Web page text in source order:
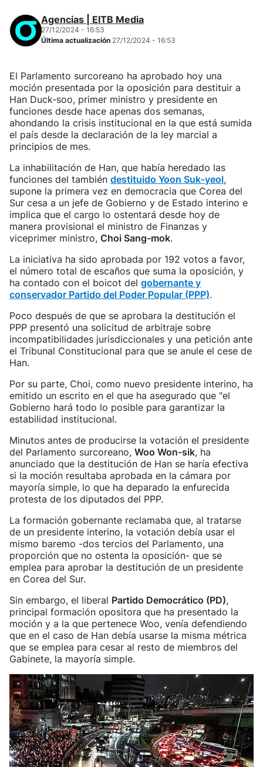
Agencias | EITB Media
27/12/2024 - 16:53
Última actualización 27/12/2024 - 16:53
El Parlamento surcoreano ha aprobado hoy una
moción presentada por la oposición para destituir a
Han Duck-soo, primer ministro y presidente en
funciones desde hace apenas dos semanas,
ahondando la crisis institucional en la que está sumida
el país desde la declaración de la ley marcial a
principios de mes.
La inhabilitación de Han, que había heredado las
funciones del también destituido Yoon Suk-yeol,
supone la primera vez en democracia que Corea del
Sur cesa a un jefe de Gobierno y de Estado interino e
implica que el cargo lo ostentará desde hoy de
manera provisional el ministro de Finanzas y
viceprimer ministro, Choi Sang-mok.
La iniciativa ha sido aprobada por 192 votos a favor,
el número total de escaños que suma la oposición, y
ha contado con el boicot del gobernante y
conservador Partido del Poder Popular (PPP).
Poco después de que se aprobara la destitución el
PPP presentó una solicitud de arbitraje sobre
incompatibilidades jurisdiccionales y una petición ante
el Tribunal Constitucional para que se anule el cese de
Han.
Por su parte, Choi, como nuevo presidente interino, ha
emitido un escrito en el que ha asegurado que "el
Gobierno hará todo lo posible para garantizar la
estabilidad institucional.
Minutos antes de producirse la votación el presidente
del Parlamento surcoreano, Woo Won-sik, ha
anunciado que la destitución de Han se haría efectiva
si la moción resultaba aprobada en la cámara por
mayoría simple, lo que ha deparado la enfurecida
protesta de los diputados del PPP.
La formación gobernante reclamaba que, al tratarse
de un presidente interino, la votación debía usar el
mismo baremo -dos tercios del Parlamento, una
proporción que no ostenta la oposición- que se
emplea para aprobar la destitución de un presidente
en Corea del Sur.
Sin embargo, el liberal Partido Democrático (PD),
principal formación opositora que ha presentado la
moción y a la que pertenece Woo, venía defendiendo
que en el caso de Han debía usarse la misma métrica
que se emplea para cesar al resto de miembros del
Gabinete, la mayoría simple.